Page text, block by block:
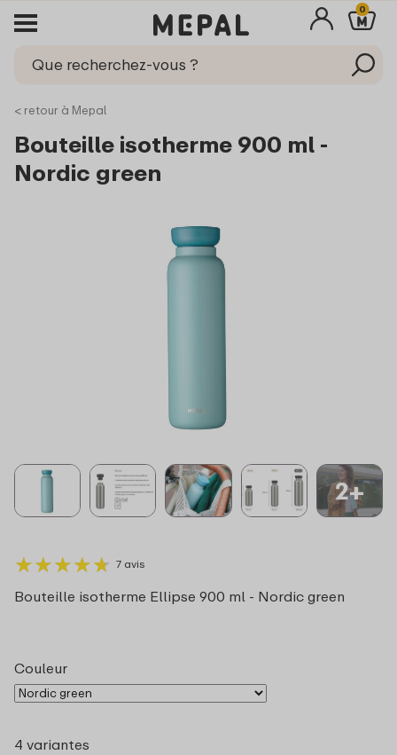
0
< retour à Mepal
Bouteille isotherme 900 ml -
Nordic green
2+
★★★★★
★★★★★ 7 avis
Bouteille isotherme Ellipse 900 ml - Nordic green
Couleur
4 variantes